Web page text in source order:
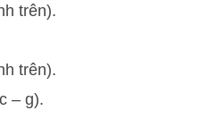
trên).
trên).
– g).